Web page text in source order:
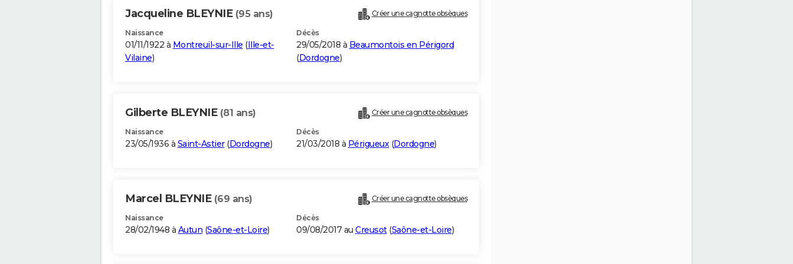
Jacqueline BLEYNIE (95 ans) Créer une cagnotte obsèques
Naissance
01/11/1922 à Montreuil-sur-Ille (Ille-et-
Vilaine)
Décès
29/05/2018 à Beaumontois en Périgord
(Dordogne)
Gilberte BLEYNIE (81 ans) Créer une cagnotte obsèques
Naissance
23/05/1936 à Saint-Astier(Dordogne)
Décès
21/03/2018 à Périgueux(Dordogne)
Marcel BLEYNIE (69 ans) Créer une cagnotte obsèques
Naissance
28/02/1948 à Autun (Saône-et-Loire)
Décès
09/08/2017 au Creusot(Saône-et-Loire)